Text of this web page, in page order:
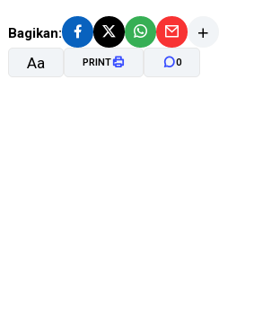
Bagikan:
Aa PRINT 0